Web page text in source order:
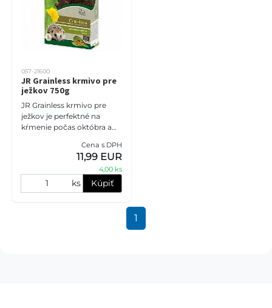
057-21600
JR Grainless krmivo pre
ježkov 750g
JR Grainless krmivo pre
ježkov je perfektné na
kŕmenie počas októbra a
obilnín a neobsahuje
ovocie ani orechy.
Cena s DPH
11,99 EUR
4,00 ks
ks Kúpiť
1